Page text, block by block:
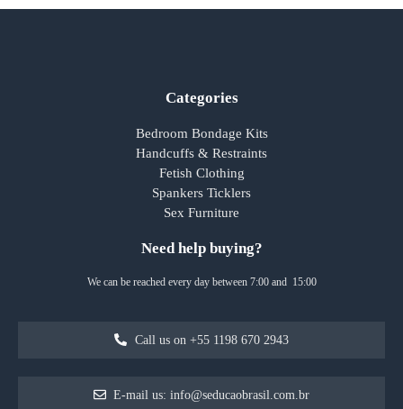
Categories
Bedroom Bondage Kits
Handcuffs & Restraints
Fetish Clothing
Spankers Ticklers
Sex Furniture
Need help buying?
We can be reached every day between 7:00 and 15:00
Call us on +55 1198 670 2943
E-mail us: info@seducaobrasil.com.br